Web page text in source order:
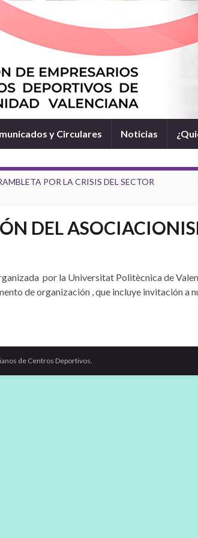
y Circulares Noticias
POR LA CRISIS DEL SECTOR
DEL
por la Universitat Politècnica de
de organización , que incluye invitación a
de Centros Deportivos.